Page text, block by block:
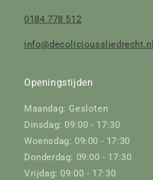
0184 778 512
info@decolicioussliedrecht.nl
Openingstijden
Maandag: Gesloten
Dinsdag: 09:00 - 17:30
Woensdag: 09:00 - 17:30
Donderdag: 09:00 - 17:30
Vrijdag: 09:00 - 17:30